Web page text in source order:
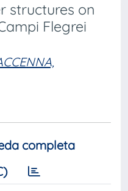
structures on
Flegrei
completa